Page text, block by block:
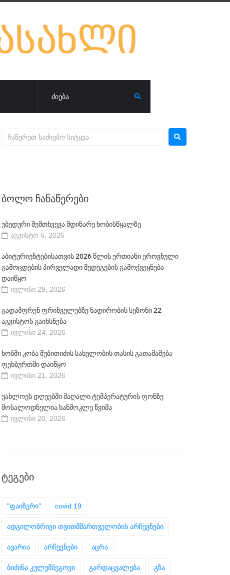
ᲑᲝᲚᲝ ᲩᲐᲜᲐᲬᲔᲠᲔᲑᲘ
უბედური შემთხვევა მდინარე ხობისწყალზე
აგვისტო 6, 2026
აბიტურიენტებისათვის 2026 წლის ერთიანი ეროვნული
გამოცდების პირველადი შედეგების გამოქვეყნება
დაიწყო
ივლისი 29, 2026
გადამფრენ ფრინველებზე ნადირობის სეზონი 22
აგვისტოს გაიხსნება
ივლისი 24, 2026
ხობში კობა შუბითიძის სახელობის თასის გათამაშება
ფეხბურთში დაიწყო
ივლისი 21, 2026
უახლოეს დღეებში მაღალი ტემპერატურის ფონზე
მოსალოდნელია ხანმოკლე წვიმა
ივლისი 20, 2026
ᲢᲔᲒᲔᲑᲘ
"ფაიზერი" covid 19
ადგილობრივი თვითმმართველობის არჩევნები
ავარია არჩევნები აცრა
ბიძინა კულუმბეგოვი გარდაცვალება გზა